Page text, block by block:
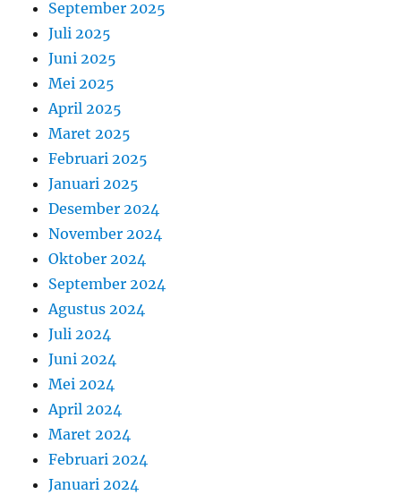
September 2025
Juli 2025
Juni 2025
Mei 2025
April 2025
Maret 2025
Februari 2025
Januari 2025
Desember 2024
November 2024
Oktober 2024
September 2024
Agustus 2024
Juli 2024
Juni 2024
Mei 2024
April 2024
Maret 2024
Februari 2024
Januari 2024